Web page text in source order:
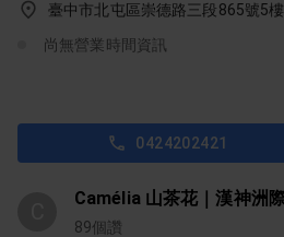
臺中市北屯區崇德路三段865號5樓
尚無營業時間資訊
0424202421
Camélia 山茶花｜漢神洲
89個讚